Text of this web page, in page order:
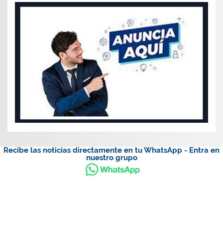
Recibe las noticias directamente en tu WhatsApp - Entra en
nuestro grupo